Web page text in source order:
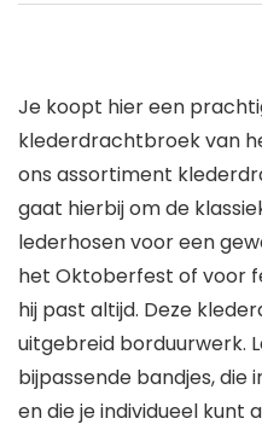
Je koopt hier een
klederdrachtbroek van
ons assortiment
gaat hierbij om de
lederhosen voor een
het Oktoberfest of voor
hij past altijd. Deze
uitgebreid borduurwerk.
bijpassende bandjes,
en die je individueel kunt